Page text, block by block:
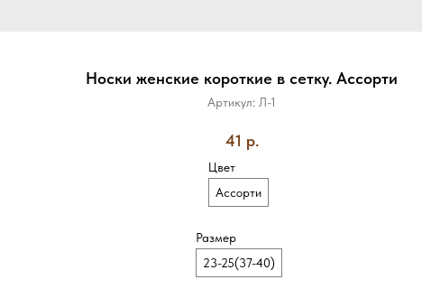
Носки женские короткие в сетку. Ассорти
Артикул: Л-1
41 р.
Цвет
Ассорти
Размер
23-25(37-40)